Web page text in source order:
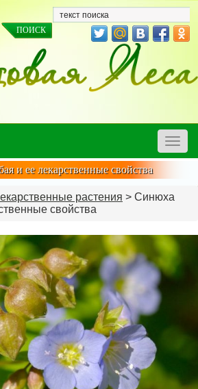
Toggle
и ее лекарственные свойства
растения > Синюха
свойства